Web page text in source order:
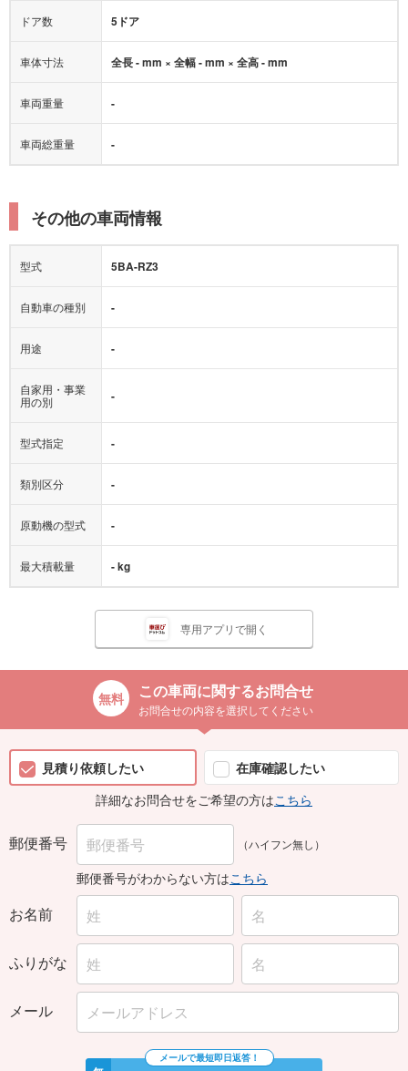
ドア数 5ドア
車体寸法 全長 - mm × 全幅 - mm × 全高 - mm
車両重量 -
車両総重量 -
その他の車両情報
型式 5BA-RZ3
自動車の種別 -
用途 -
自家用・事業
用の別
-
型式指定 -
類別区分 -
原動機の型式 -
最大積載量 - kg
専用アプリで開く
この車両に関するお問合せ
お問合せの内容を選択してください
見積り依頼したい
在庫確認したい
詳細なお問合せをご希望の方はこちら
郵便番号 （ハイフン無し）
郵便番号がわからない方はこちら
お名前
ふりがな
メール